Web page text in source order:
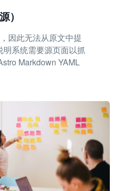
）
因此无法从原文中提
系统需要源页面以抓
Markdown YAML